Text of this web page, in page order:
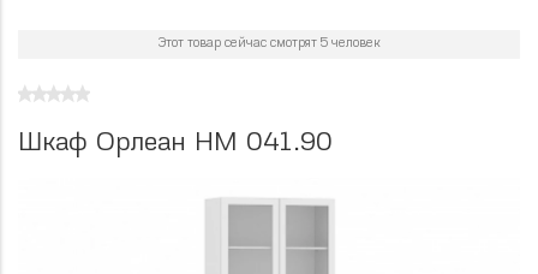
Этот товар сейчас смотрят 5 человек
Шкаф Орлеан НМ 041.90